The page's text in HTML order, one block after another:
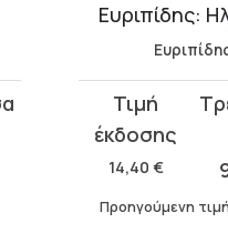
Ευριπίδης:
14,40 €
Original
price
was:
14,40 €.
τρέχουσα
τιμή
είναι:
Προηγούμενη